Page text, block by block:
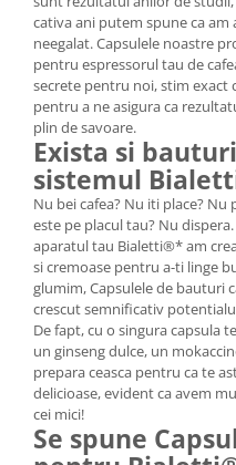
cativa ani putem spune ca
neegalat. Capsulele noastre
pentru espressorul tau de
secrete pentru noi, stim exact
pentru a ne asigura ca
plin de savoare.
Exista si
sistemul
Nu bei cafea? Nu iti place?
este pe placul tau? Nu
aparatul tau Bialetti®* am
si cremoase pentru a-ti linge
glumim, Capsulele de bauturi
crescut semnificativ
De fapt, cu o singura capsula
un ginseng dulce, un
prepara ceasca pentru ca te
delicioase, evident ca avem
cei mici!
Se spune